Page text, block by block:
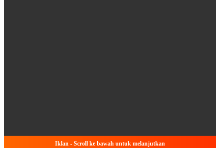
Iklan - Scroll ke bawah untuk melanjutkan